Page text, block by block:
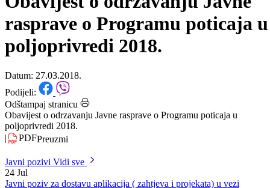
Početna/Javni pozivi
Obavijest o odrzavanju Javne
rasprave o Programu poticaja u
poljoprivredi 2018.
Datum: 27.03.2018.
Podijeli:
Odštampaj stranicu
poljoprivredi 2018.
|
PDF